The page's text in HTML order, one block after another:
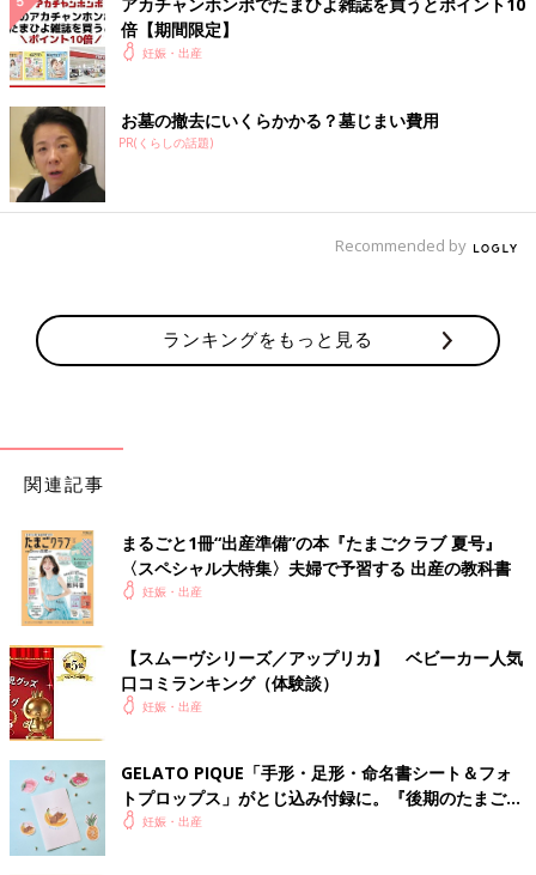
アカチャンホンポでたまひよ雑誌を買うとポイント10
倍【期間限定】
妊娠・出産
お墓の撤去にいくらかかる？墓じまい費用
PR(くらしの話題)
Recommended by
ランキングをもっと見る
関連記事
まるごと1冊“出産準備”の本『たまごクラブ 夏号』
〈スペシャル大特集〉夫婦で予習する 出産の教科書
妊娠・出産
【スムーヴシリーズ／アップリカ】 ベビーカー人気
口コミランキング（体験談）
妊娠・出産
GELATO PIQUE「手形・足形・命名書シート＆フォ
トプロップス」がとじ込み付録に。『後期のたまごク
ラブ』春号が発売中！
妊娠・出産